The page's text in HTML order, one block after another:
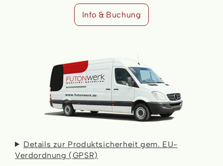
Info & Buchung
Details zur Produktsicherheit gem. EU-
Verdordnung (GPSR)